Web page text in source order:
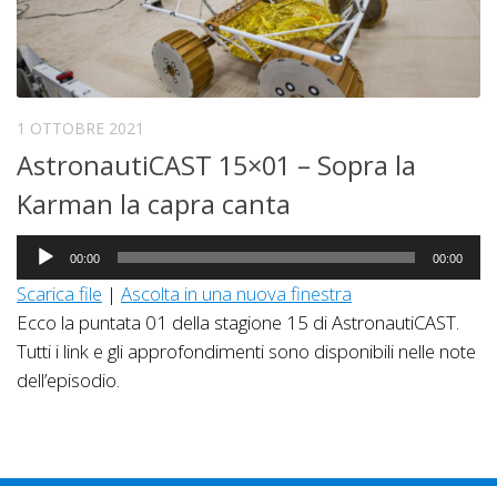
1 OTTOBRE 2021
AstronautiCAST 15×01 – Sopra la
Karman la capra canta
Audio
Player
00:00 00:00
Scarica file | Ascolta in una nuova finestra
Ecco la puntata 01 della stagione 15 di AstronautiCAST.
Tutti i link e gli approfondimenti sono disponibili nelle note
dell’episodio.